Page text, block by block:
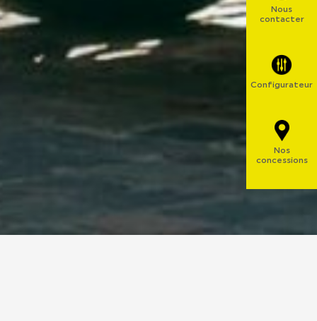
Nous
contacter
Configurateur
Nos
concessions